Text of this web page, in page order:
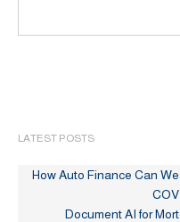
LATEST POSTS
How Auto Finance Can
Document AI for